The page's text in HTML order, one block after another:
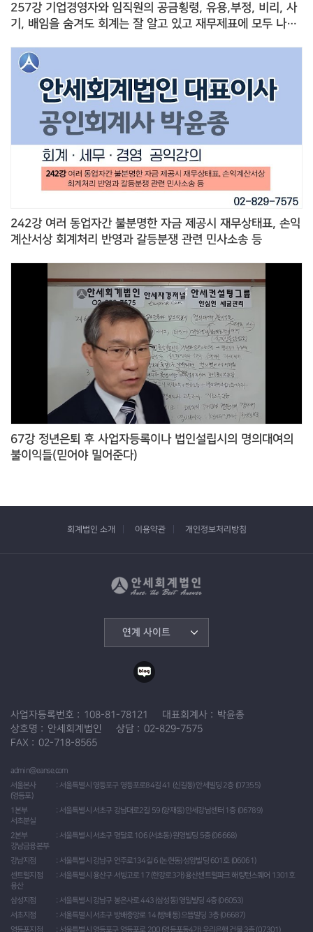
257강 기업경영자와 임직원의 공금횡령, 유용,부정, 비리, 사
기, 배임을 숨겨도 회계는 잘 알고 있고 재무제표에 모두 나타
242강 여러 동업자간 불분명한 자금 제공시 재무상태표, 손익
계산서상 회계처리 반영과 갈등분쟁 관련 민사소송 등
67강 정년은퇴 후 사업자등록이나 법인설립시의 명의대여의
불이익들(믿어야 밀어준다)
회계법인 소개 이용약관 개인정보처리방침
연계 사이트
사업자등록번호 108-81-78121 대표회계사
박윤종
상호명
안세회계법인 상담
02-829-7575
FAX
02-718-8565
admin@eanse.com
서울본사
(영등포)
서울특별시 영등포구 영등포로84길 41 (신길동) 안세빌딩 2층 (07355)
1본부
서초분실
서울특별시 서초구 강남대로2길 59 (양재동) 안세강남센터 1층 (06789)
2본부
강남금융본부
서울특별시 서초구 명달로 106 (서초동) 원영빌딩 5층 (06668)
강남지점
서울특별시 강남구 언주로134길 6 (논현동) 성암빌딩 601호 (06061)
센트럴지점
용산
서울특별시 용산구 서빙고로 17 (한강로3가) 용산센트럴파크 해링턴스퀘어 1301호
삼성지점
서울특별시 강남구 봉은사로 443 (삼성동) 영일빌딩 4층 (06053)
서초지점
서울특별시 서초구 방배중앙로 14 (방배동) 으뜸빌딩 3층 (06687)
영등포지점
서울특별시 영등포구 영등포로 200 (영등포동4가) 우리은행 건물 3층 (07301)